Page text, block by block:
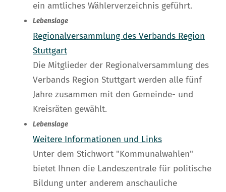
ein amtliches Wählerverzeichnis geführt.
Lebenslage
Regionalversammlung des Verbands Region
Stuttgart
Die Mitglieder der Regionalversammlung des
Verbands Region Stuttgart werden alle fünf
Jahre zusammen mit den Gemeinde- und
Kreisräten gewählt.
Lebenslage
Weitere Informationen und Links
Unter dem Stichwort "Kommunalwahlen"
bietet Ihnen die Landeszentrale für politische
Bildung unter anderem anschauliche